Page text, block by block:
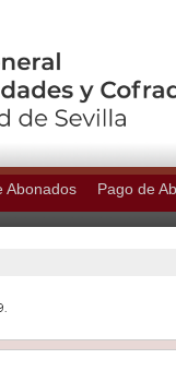
Abonados Pago de